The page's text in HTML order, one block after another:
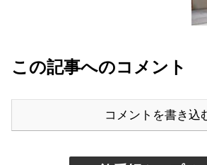
この記事へのコメント
コメントを書き込